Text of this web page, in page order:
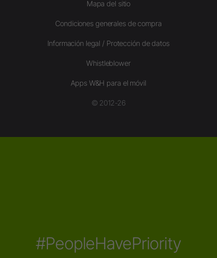
Mapa del sitio
Condiciones generales de compra
Información legal / Protección de datos
Whistleblower
Apps W&H para el móvil
© 2012-26
#PeopleHavePriority